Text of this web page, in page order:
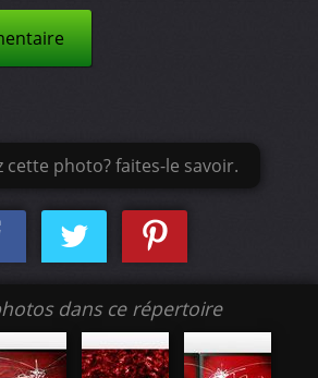
cette photo? faites-le savoir.
dans ce répertoire